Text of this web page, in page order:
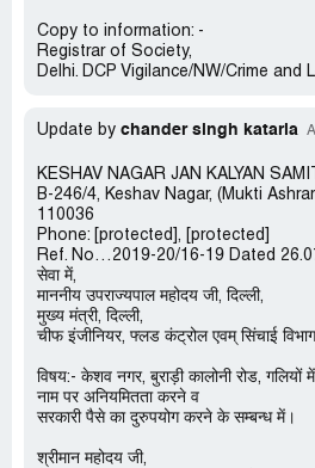
Copy to information: -
Registrar of Society,
Delhi. DCP Vigilance/NW/Crime and
Update by chander singh kataria
KESHAV NAGAR JAN KALYAN
B-246/4, Keshav Nagar, (Mukti
110036
Phone: [protected], [protected]
Ref. No…2019-20/16-19 Dated
सेवा में,
माननीय उपराज्यपाल महोदय जी, दिल्ली,
मुख्य मंत्री, दिल्ली,
चीफ इंजीनियर, फ्लड कंट्रोल एवम् सिंचाई
विषय:- केशव नगर, बुराड़ी कालोनी रोड,
नाम पर अनियमितता करने व
सरकारी पैसे का दुरुपयोग करने के सम्बन्ध में।
श्रीमान महोदय जी,